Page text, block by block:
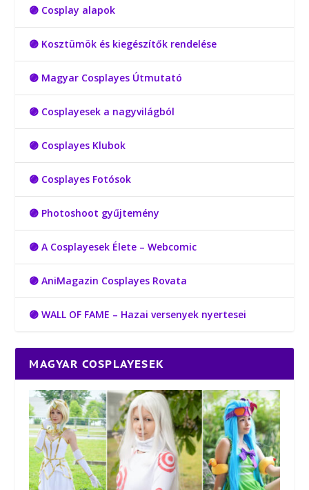
🟣 Cosplay alapok
🟣 Kosztümök és kiegészítők rendelése
🟣 Magyar Cosplayes Útmutató
🟣 Cosplayesek a nagyvilágból
🟣 Cosplayes Klubok
🟣 Cosplayes Fotósok
🟣 Photoshoot gyűjtemény
🟣 A Cosplayesek Élete – Webcomic
🟣 AniMagazin Cosplayes Rovata
🟣 WALL OF FAME – Hazai versenyek nyertesei
MAGYAR COSPLAYESEK